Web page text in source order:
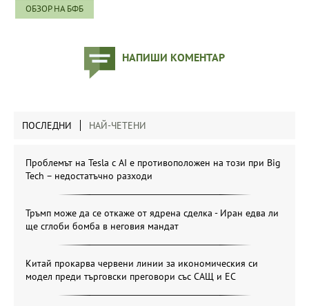
ОБЗОР НА БФБ
НАПИШИ КОМЕНТАР
ПОСЛЕДНИ НАЙ-ЧЕТЕНИ
Проблемът на Tesla с AI е противоположен на този при Big
Tech – недостатъчно разходи
Тръмп може да се откаже от ядрена сделка - Иран едва ли
ще сглоби бомба в неговия мандат
Китай прокарва червени линии за икономическия си
модел преди търговски преговори със САЩ и ЕС